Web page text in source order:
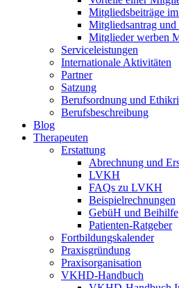
Mitgliedsbeiträge
Mitgliedsantrag
Mitglieder werben
Serviceleistungen
Internationale Aktivitäten
Partner
Satzung
Berufsordnung und
Berufsbeschreibung
Blog
Therapeuten
Erstattung
Abrechnung und
LVKH
FAQs zu LVKH
Beispielrechnungen
GebüH und Beihilfe
Patienten-Ratgeber
Fortbildungskalender
Praxisgründung
Praxisorganisation
VKHD-Handbuch